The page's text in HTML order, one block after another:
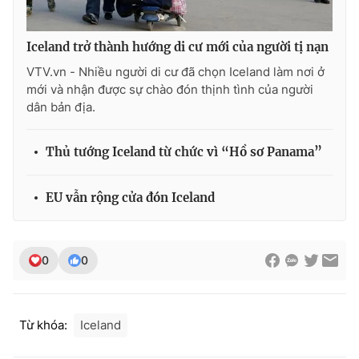
THỜI BÁO VTV
Theo dõi báo trên
Cơ quan chủ quản:Đài Truyền hình Việt Nam
cấp ngày 29/12/2023
Nguyễn Trọng Ninh
Iceland trở thành hướng di cư mới của người tị nạn
VTV.vn - Nhiều người di cư đã chọn Iceland làm nơi ở
mới và nhận được sự chào đón thịnh tình của người
dân bản địa.
Thủ tướng Iceland từ chức vì “Hồ sơ Panama”
EU vẫn rộng cửa đón Iceland
0 0
Từ khóa: Iceland